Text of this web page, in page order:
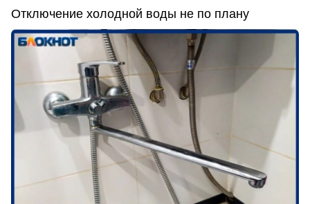
Отключение холодной воды не по плану